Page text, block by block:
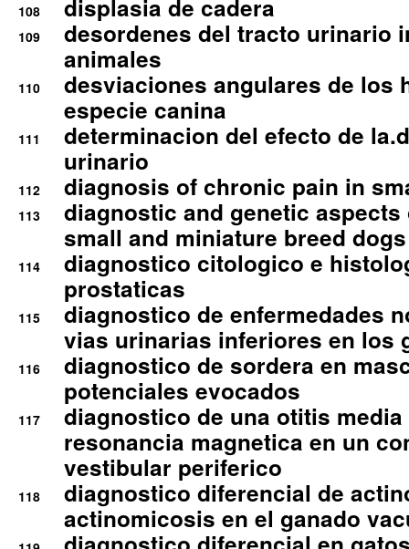
108 displasia de cadera
109
desordenes del tracto urinario
animales
110
desviaciones angulares de los
especie canina
111
determinacion del efecto de
urinario
112 diagnosis of chronic pain in
113
diagnostic and genetic
small and miniature breed
114
diagnostico citologico e
prostaticas
115
diagnostico de enfermedades
vias urinarias inferiores en los
116
diagnostico de sordera en
potenciales evocados
117
diagnostico de una otitis
resonancia magnetica en un
vestibular periferico
118
diagnostico diferencial de
actinomicosis en el ganado